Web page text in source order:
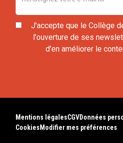
J'accepte que le Collège
l'ouverture de ses
d'en améliorer le
Mentions légalesCGVDonnées
Cookies Modifier mes préférences